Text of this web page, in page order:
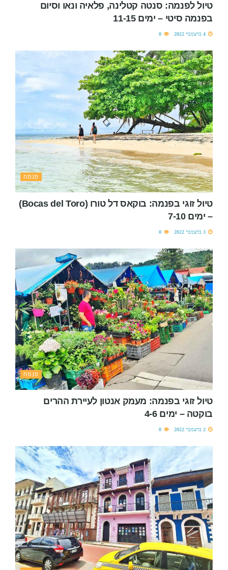
טיול לפנמה: סנטה קטלינה, פלאיה ונאו וסיום
בפנמה סיטי – ימים 11-15
פנמה
טיול זוגי בפנמה: בוקאס דל טורו (Bocas del Toro)
– ימים 7-10
פנמה
טיול זוגי בפנמה: מעמק אנטון לעיירת ההרים
בוקטה – ימים 4-6